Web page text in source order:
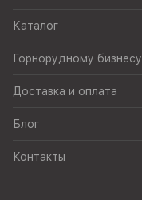
Каталог
Горнорудному бизнесу
Доставка и оплата
Блог
Контакты